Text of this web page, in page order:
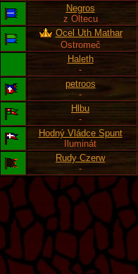
Negros
z Oltecu
Ocel Uth Mathar
Ostromeč
Haleth
-
petroos
-
Hlbu
-
Hodný Vládce Spunt
Iluminát
Rudy Czerw
-